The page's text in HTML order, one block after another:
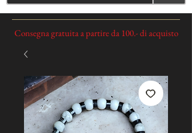
Consegna gratuita a partire da 100.- di acquisto